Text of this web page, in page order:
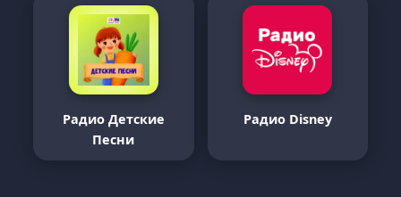
Радио Детские
Песни
Радио Disney